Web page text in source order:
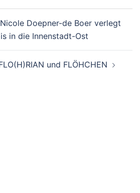
Doepner-de Boer verlegt
in die Innenstadt-Ost
und FLÖHCHEN